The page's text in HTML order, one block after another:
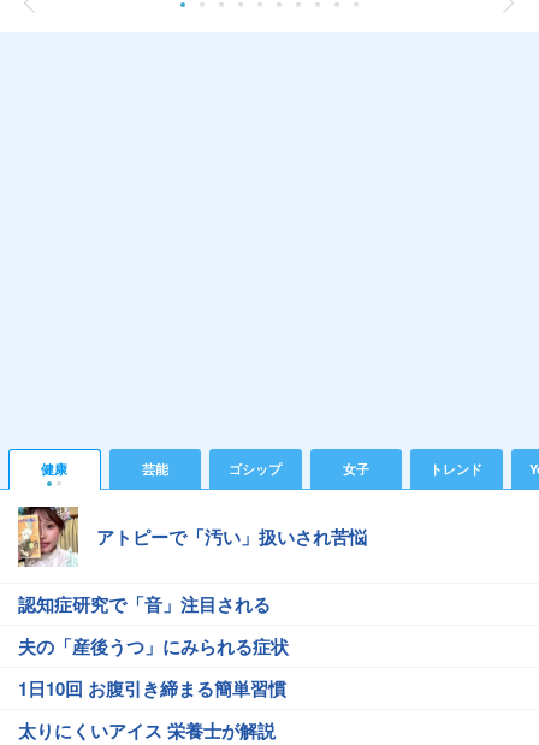
健康 芸能 ゴシップ 女子 トレンド
アトピーで「汚い」扱いされ苦悩
認知症研究で「音」注目される
夫の「産後うつ」にみられる症状
1日10回 お腹引き締まる簡単習慣
太りにくいアイス 栄養士が解説